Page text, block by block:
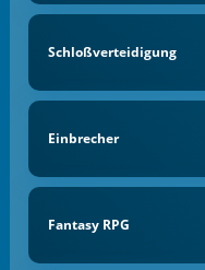
Schloßverteidigung
Einbrecher
Fantasy RPG